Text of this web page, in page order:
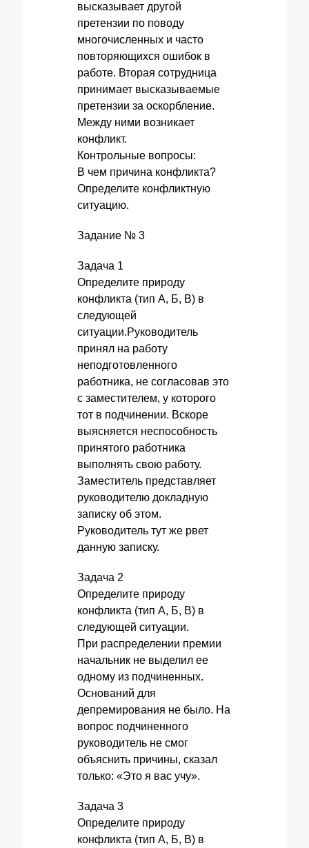
высказывает другой
претензии по поводу
многочисленных и часто
повторяющихся ошибок в
работе. Вторая сотрудница
принимает высказываемые
претензии за оскорбление.
Между ними возникает
конфликт.
Контрольные вопросы:
В чем причина конфликта?
Определите конфликтную
ситуацию.
Задание № 3
Задача 1
Определите природу
конфликта (тип А, Б, В) в
следующей
ситуации.Руководитель
принял на работу
неподготовленного
работника, не согласовав это
с заместителем, у которого
тот в подчинении. Вскоре
выясняется неспособность
принятого работника
выполнять свою работу.
Заместитель представляет
руководителю докладную
записку об этом.
Руководитель тут же рвет
данную записку.
Задача 2
Определите природу
конфликта (тип А, Б, В) в
следующей ситуации.
При распределении премии
начальник не выделил ее
одному из подчиненных.
Оснований для
депремирования не было. На
вопрос подчиненного
руководитель не смог
объяснить причины, сказал
только: «Это я вас учу».
Задача 3
Определите природу
конфликта (тип А, Б, В) в